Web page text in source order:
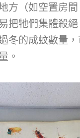
方（如空置房間
把牠們集體殺
冬的成蚊數量
。